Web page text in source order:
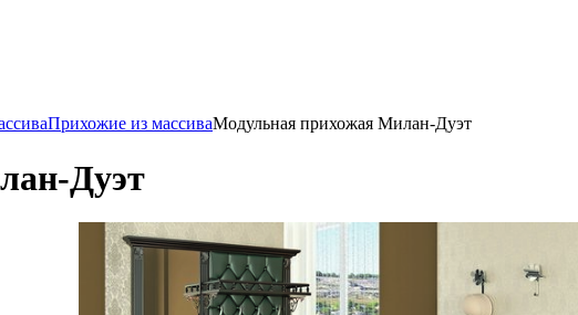
Прихожие из массиваМодульная прихожая Милан-Дуэт
Дуэт